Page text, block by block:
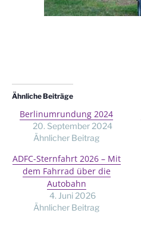
Ähnliche Beiträge
Berlinumrundung 2024
20. September 2024
Ähnlicher Beitrag
ADFC-Sternfahrt 2026 – Mit
dem Fahrrad über die
Autobahn
4. Juni 2026
Ähnlicher Beitrag